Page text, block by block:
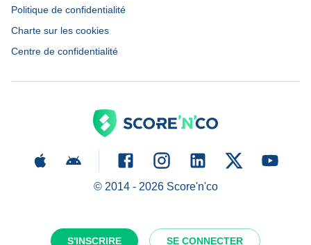
S'INSCRIRE SE CONNECTER
Politique de confidentialité
Charte sur les cookies
Centre de confidentialité
© 2014 - 2026Score'n'co